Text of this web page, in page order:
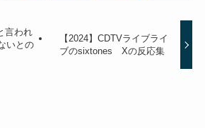
言われ
いとの
【2024】CDTVライブライ
ブのsixtones Xの反応集